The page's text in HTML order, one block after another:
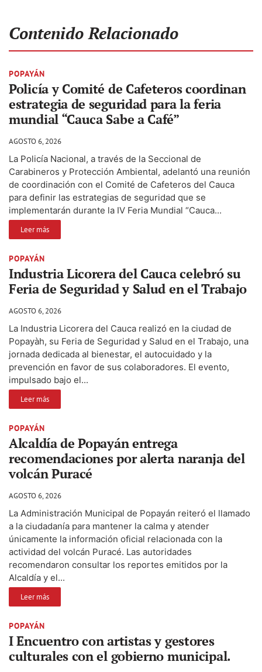
Contenido Relacionado
POPAYÁN
Policía y Comité de Cafeteros coordinan
estrategia de seguridad para la feria
mundial “Cauca Sabe a Café”
AGOSTO 6, 2026
La Policía Nacional, a través de la Seccional de
Carabineros y Protección Ambiental, adelantó una reunión
de coordinación con el Comité de Cafeteros del Cauca
para definir las estrategias de seguridad que se
implementarán durante la IV Feria Mundial “Cauca...
Leer más
POPAYÁN
Industria Licorera del Cauca celebró su
Feria de Seguridad y Salud en el Trabajo
AGOSTO 6, 2026
La Industria Licorera del Cauca realizó en la ciudad de
Popayàh, su Feria de Seguridad y Salud en el Trabajo, una
jornada dedicada al bienestar, el autocuidado y la
prevención en favor de sus colaboradores. El evento,
impulsado bajo el...
Leer más
POPAYÁN
Alcaldía de Popayán entrega
recomendaciones por alerta naranja del
volcán Puracé
AGOSTO 6, 2026
La Administración Municipal de Popayán reiteró el llamado
a la ciudadanía para mantener la calma y atender
únicamente la información oficial relacionada con la
actividad del volcán Puracé. Las autoridades
recomendaron consultar los reportes emitidos por la
Alcaldía y el...
Leer más
POPAYÁN
I Encuentro con artistas y gestores
culturales con el gobierno municipal.